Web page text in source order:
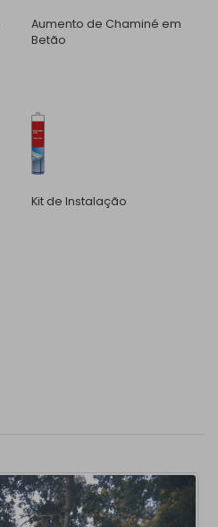
Aumento de Chaminé em
Betão
Kit de Instalação